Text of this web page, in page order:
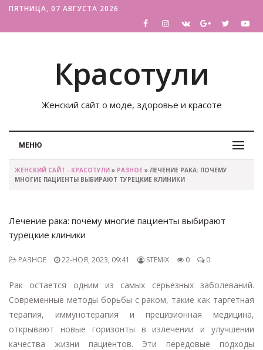
ПЯТНИЦА, 07 АВГУСТА 2026
Красотули
Женский сайт о моде, здоровье и красоте
МЕНЮ
ЖЕНСКИЙ САЙТ - КРАСОТУЛИ » РАЗНОЕ » ЛЕЧЕНИЕ РАКА: ПОЧЕМУ
МНОГИЕ ПАЦИЕНТЫ ВЫБИРАЮТ ТУРЕЦКИЕ КЛИНИКИ
Лечение рака: почему многие пациенты выбирают
турецкие клиники
РАЗНОЕ 22-НОЯ, 2023, 09:41 STEMIX 0 0
Рак остается одним из самых серьезных заболеваний.
Современные методы борьбы с раком, такие как таргетная
терапия, иммунотерапия и прецизионная медицина,
открывают новые горизонты в излечении и улучшении
качества жизни пациентов. Эти передовые подходы